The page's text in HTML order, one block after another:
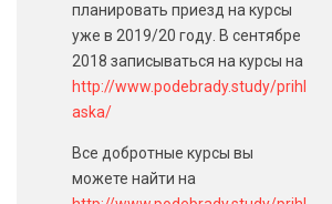
планировать приезд на курсы
уже в 2019/20 году. В сентябре
2018 записываться на курсы на
http://www.podebrady.study/prihl
aska/
Все добротные курсы вы
можете найти на